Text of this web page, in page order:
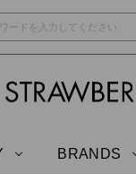
BRANDS